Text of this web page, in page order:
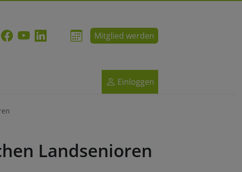
Mitglied werden
Einloggen
Landsenioren